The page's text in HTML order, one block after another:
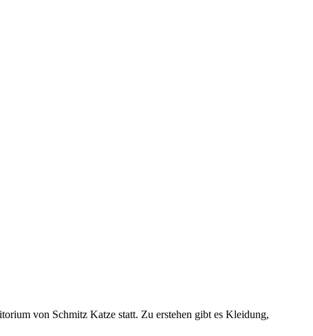
von Schmitz Katze statt. Zu erstehen gibt es Kleidung,